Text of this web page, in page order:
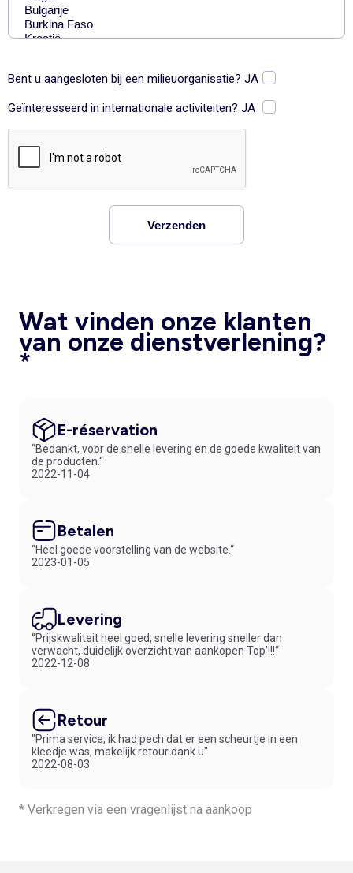
Bent u aangesloten bij een milieuorganisatie? JA
Geïnteresseerd in internationale activiteiten? JA
Wat vinden onze klanten
van onze dienstverlening?
*
E-réservation
“Bedankt, voor de snelle levering en de goede kwaliteit van
de producten.“
2022-11-04
Betalen
“Heel goede voorstelling van de website.“
2023-01-05
Levering
“Prijskwaliteit heel goed, snelle levering sneller dan
verwacht, duidelijk overzicht van aankopen Top'!!!“
2022-12-08
Retour
"Prima service, ik had pech dat er een scheurtje in een
kleedje was, makelijk retour dank u"
2022-08-03
* Verkregen via een vragenlijst na aankoop